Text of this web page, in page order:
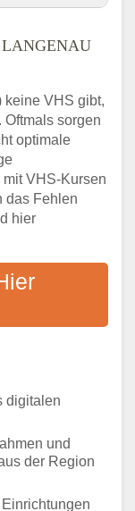
in Ihrer
um
zum
keine VHS gibt,
Oftmals sorgen
optimale
VHS-Kursen
das Fehlen
hier
digitalen
und
der Region